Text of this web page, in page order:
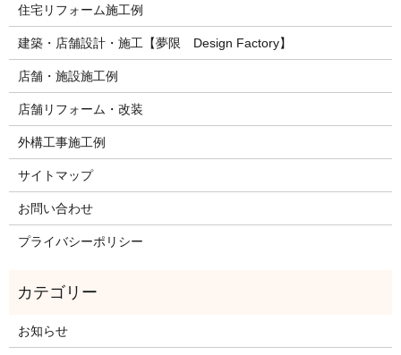
住宅リフォーム施工例
建築・店舗設計・施工【夢限 Design Factory】
店舗・施設施工例
店舗リフォーム・改装
外構工事施工例
サイトマップ
お問い合わせ
プライバシーポリシー
お知らせ